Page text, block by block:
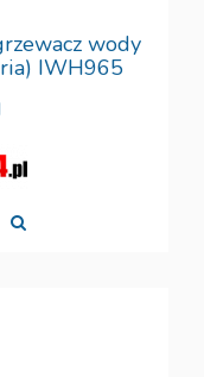
wody
IWH965